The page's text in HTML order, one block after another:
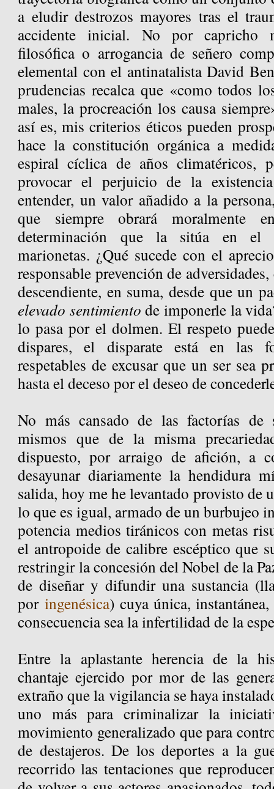
a eludir destrozos mayores tras el
accidente inicial. No por capricho
filosófica o arrogancia de señero
elemental con el antinatalista David
prudencias recalca que «como todos
males, la procreación los causa
así es, mis criterios éticos pueden
hace la constitución orgánica a
espiral cíclica de años climatéricos,
provocar el perjuicio de la
entender, un valor añadido a la
que siempre obrará moralmente
determinación que la sitúa en el
marionetas. ¿Qué sucede con el
responsable prevención de
descendiente, en suma, desde que un
elevado sentimiento de imponerle la
lo pasa por el dolmen. El respeto
dispares, el disparate está en las
respetables de excusar que un ser sea
hasta el deceso por el deseo de
No más cansado de las factorías de
mismos que de la misma
dispuesto, por arraigo de afición, a
desayunar diariamente la hendidura
salida, hoy me he levantado provisto de
lo que es igual, armado de un burbujeo
potencia medios tiránicos con metas
el antropoide de calibre escéptico que
restringir la concesión del Nobel de la
de diseñar y difundir una sustancia
poringenésica) cuya única,
consecuencia sea la infertilidad de la
Entre la aplastante herencia de la
chantaje ejercido por mor de las
extraño que la vigilancia se haya
uno más para criminalizar la
movimiento generalizado que para
de destajeros. De los deportes a la
recorrido las tentaciones que